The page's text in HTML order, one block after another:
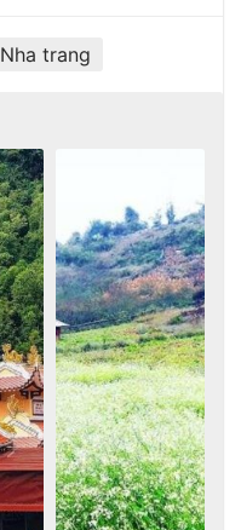
Nha trang